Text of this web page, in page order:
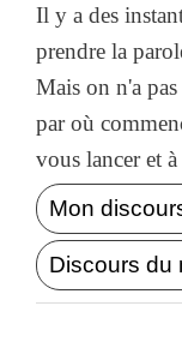
Il y a des
prendre la
Mais on n'a
par où
vous lancer et
Mon
Discours du